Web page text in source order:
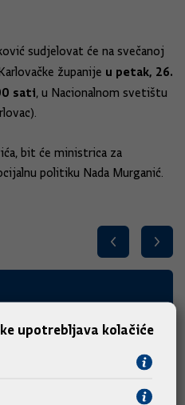
sudjelovat će na svečanoj
županije u petak, 26.
sati, u Nacionalnom svetištu
bit će ministrica za
politiku Nada Murganić.
upotrebljava kolačiće